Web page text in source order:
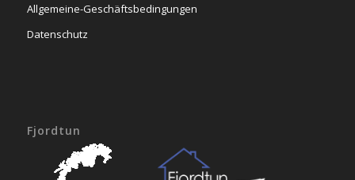
Allgemeine-Geschäftsbedingungen
Datenschutz
Fjordtun